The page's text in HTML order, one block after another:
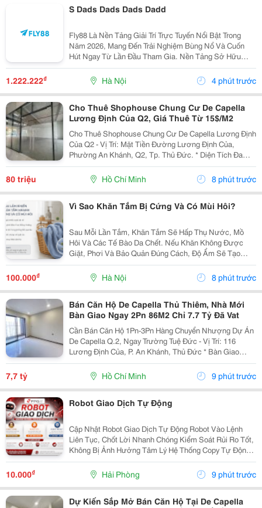
S Dads Dads Dads Dadd
Fly88 Là Nền Tảng Giải Trí Trực Tuyến Nổi Bật Trong
Năm 2026, Mang Đến Trải Nghiệm Bùng Nổ Và Cuốn
Hút Ngay Từ Lần Đầu Tham Gia. Nền Tảng Sở Hữu
Thiết Kế Trực Quan, Hiệu Suất Vận Hành Nhanh Nhạy
Cùng Công Nghệ Bảo Mật Vững Chắc.
1.222.222₫ Hà Nội 4 phút trước
Cho Thuê Shophouse Chung Cư De Capella
Lương Định Của Q2, Giá Thuê Từ 15$/M2
Cho Thuê Shophouse Chung Cư De Capella Lương Định
Của Q2 - Vị Trí: Mặt Tiền Đường Lương Định Của,
Phường An Khánh, Q2, Tp. Thủ Đức. * Diện Tích Đa
Dạng: - Tầng Trệt Từ 100M&Sup2;, 179M&Sup2;,
185M&Sup2;: Giá Thuê 17$-18$/M2 - Tầng 2 Thương
80 triệu Hồ Chí Minh 8 phút trước
Vì Sao Khăn Tắm Bị Cứng Và Có Mùi Hôi?
Sau Mỗi Lần Tắm, Khăn Tắm Sẽ Hấp Thụ Nước, Mồ
Hôi Và Các Tế Bào Da Chết. Nếu Khăn Không Được
Giặt, Phơi Và Bảo Quản Đúng Cách, Độ Ẩm Sẽ Tạo
Điều Kiện Cho Vi Khuẩn, Nấm Mốc Phát Triển, Khiến
Khăn Xuất Hiện Mùi Khó Chịu Và Trở Nên Khô Cứng.
Dưới Đây...
100.000₫ Hà Nội 8 phút trước
Bán Căn Hộ De Capella Thủ Thiêm, Nhà Mới
Bàn Giao Ngay 2Pn 86M2 Chỉ 7.7 Tỷ Đã Vat
Cần Bán Căn Hộ 1Pn-3Pn Hàng Chuyển Nhượng Dự Án
De Capella Q.2, Ngay Trường Tuệ Đức - Vị Trí: 116
Lương Định Của, P. An Khánh, Thủ Đức * Bàn Giao
Hoàn Thiện Cơ Bản * Căn Hộ Cao Cấp De Capella -
Thanh Toán Nhận Nhà Ngay Đa Dạng Diện Tích, Giá Đã
7,7 tỷ Hồ Chí Minh 9 phút trước
Robot Giao Dịch Tự Động
Cập Nhật Robot Giao Dịch Tự Động Robot Vào Lệnh
Liên Tục, Chốt Lời Nhanh Chóng Kiểm Soát Rủi Ro Tốt,
Không Bị Ảnh Hưởng Tâm Lý Hệ Thống Copy Tự Động
Luôn Sẵn Sàng Hỗ Trợ Kh , Pasview Sẵn Có Chỉ Cần Ib
Cho Em, Em Giải Đáp Mọi Thắc Mắc Cho Quý Nđt
10.000₫ Hải Phòng 9 phút trước
Dự Kiến Sắp Mở Bán Căn Hộ Tại De Capella